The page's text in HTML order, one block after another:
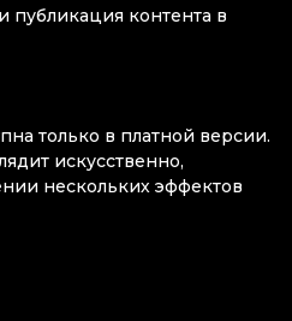
публикация контента в
только в платной версии.
искусственно,
нескольких эффектов